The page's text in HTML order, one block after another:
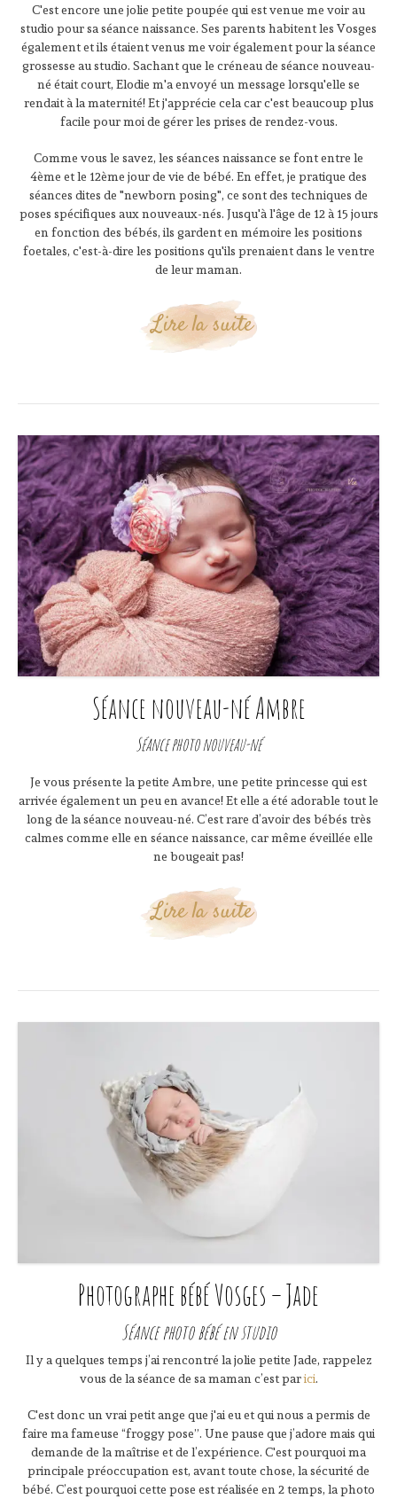
C'est encore une jolie petite poupée qui est venue me voir au
studio pour sa séance naissance. Ses parents habitent les Vosges
également et ils étaient venus me voir également pour la séance
grossesse au studio. Sachant que le créneau de séance nouveau-
né était court, Elodie m'a envoyé un message lorsqu'elle se
rendait à la maternité! Et j'apprécie cela car c'est beaucoup plus
facile pour moi de gérer les prises de rendez-vous.
Comme vous le savez, les séances naissance se font entre le
4ème et le 12ème jour de vie de bébé. En effet, je pratique des
séances dites de "newborn posing", ce sont des techniques de
poses spécifiques aux nouveaux-nés. Jusqu'à l'âge de 12 à 15 jours
en fonction des bébés, ils gardent en mémoire les positions
foetales, c'est-à-dire les positions qu'ils prenaient dans le ventre
de leur maman.
Lire la suite
Séance nouveau-né Ambre
Séance photo nouveau-né
Je vous présente la petite Ambre, une petite princesse qui est
arrivée également un peu en avance! Et elle a été adorable tout le
long de la séance nouveau-né. C’est rare d’avoir des bébés très
calmes comme elle en séance naissance, car même éveillée elle
ne bougeait pas!
Lire la suite
Photographe bébé Vosges – Jade
Séance photo bébé en studio
Il y a quelques temps j’ai rencontré la jolie petite Jade, rappelez
vous de la séance de sa maman c’est parici.
C'est donc un vrai petit ange que j'ai eu et qui nous a permis de
faire ma fameuse “froggy pose”. Une pause que j’adore mais qui
demande de la maîtrise et de l’expérience. C'est pourquoi ma
principale préoccupation est, avant toute chose, la sécurité de
bébé. C’est pourquoi cette pose est réalisée en 2 temps, la photo